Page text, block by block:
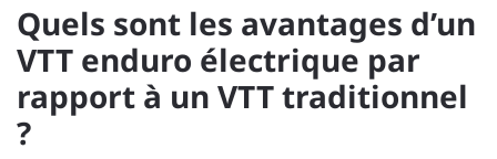
Quels sont les avantages d’un
VTT enduro électrique par
rapport à un VTT traditionnel
?